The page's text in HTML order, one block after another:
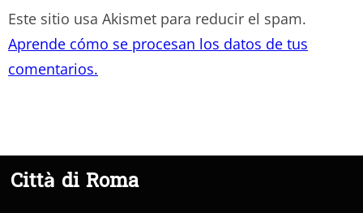
Este sitio usa Akismet para reducir el spam.
Aprende cómo se procesan los datos de tus
comentarios.
Città di Roma